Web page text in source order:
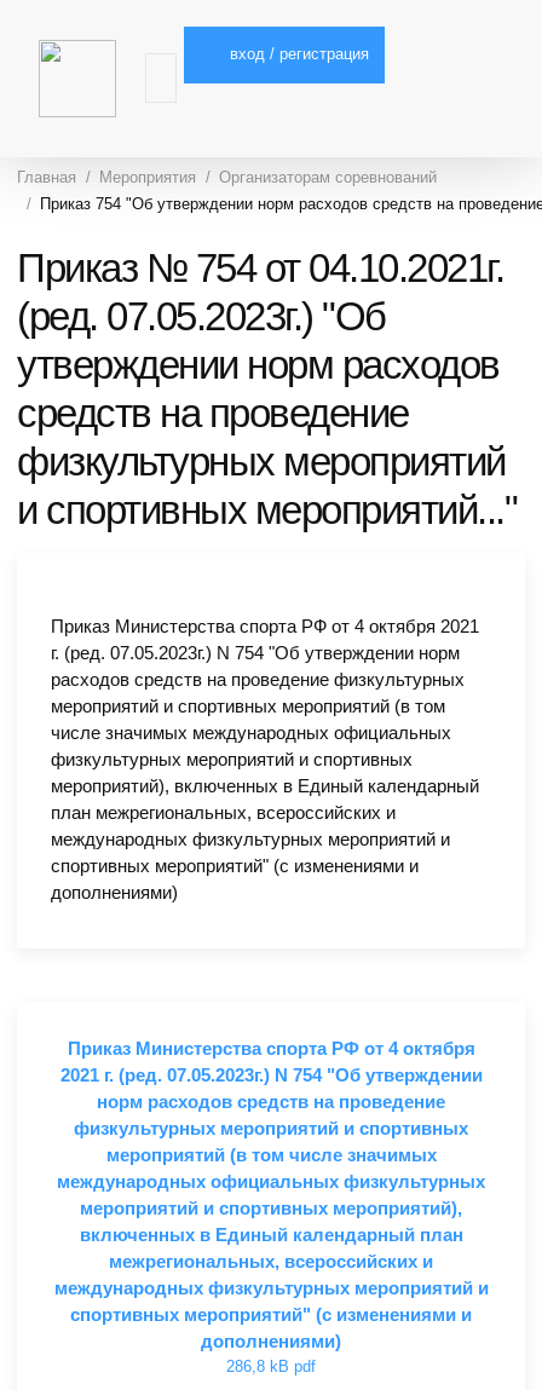
вход / регистрация
Главная Мероприятия
Организаторам соревнований
Приказ 754 "Об утверждении норм расходов средств на
Приказ № 754 от 04.10.2021г.
(ред. 07.05.2023г.) "Об
утверждении норм расходов
средств на проведение
физкультурных мероприятий
и спортивных мероприятий..."
Приказ Министерства спорта РФ от 4 октября 2021
г. (ред. 07.05.2023г.) N 754 "Об утверждении норм
расходов средств на проведение физкультурных
мероприятий и спортивных мероприятий (в том
числе значимых международных официальных
физкультурных мероприятий и спортивных
мероприятий), включенных в Единый календарный
план межрегиональных, всероссийских и
международных физкультурных мероприятий и
спортивных мероприятий" (с изменениями и
дополнениями)
Приказ Министерства спорта РФ от 4 октября
2021 г. (ред. 07.05.2023г.) N 754 "Об утверждении
норм расходов средств на проведение
физкультурных мероприятий и спортивных
мероприятий (в том числе значимых
международных официальных физкультурных
мероприятий и спортивных мероприятий),
включенных в Единый календарный план
межрегиональных, всероссийских и
международных физкультурных мероприятий и
спортивных мероприятий" (с изменениями и
дополнениями)
286,8 kB pdf